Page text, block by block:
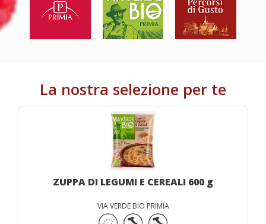
La nostra selezione per te
ZUPPA DI LEGUMI E CEREALI 600 g
VIA VERDE BIO PRIMIA